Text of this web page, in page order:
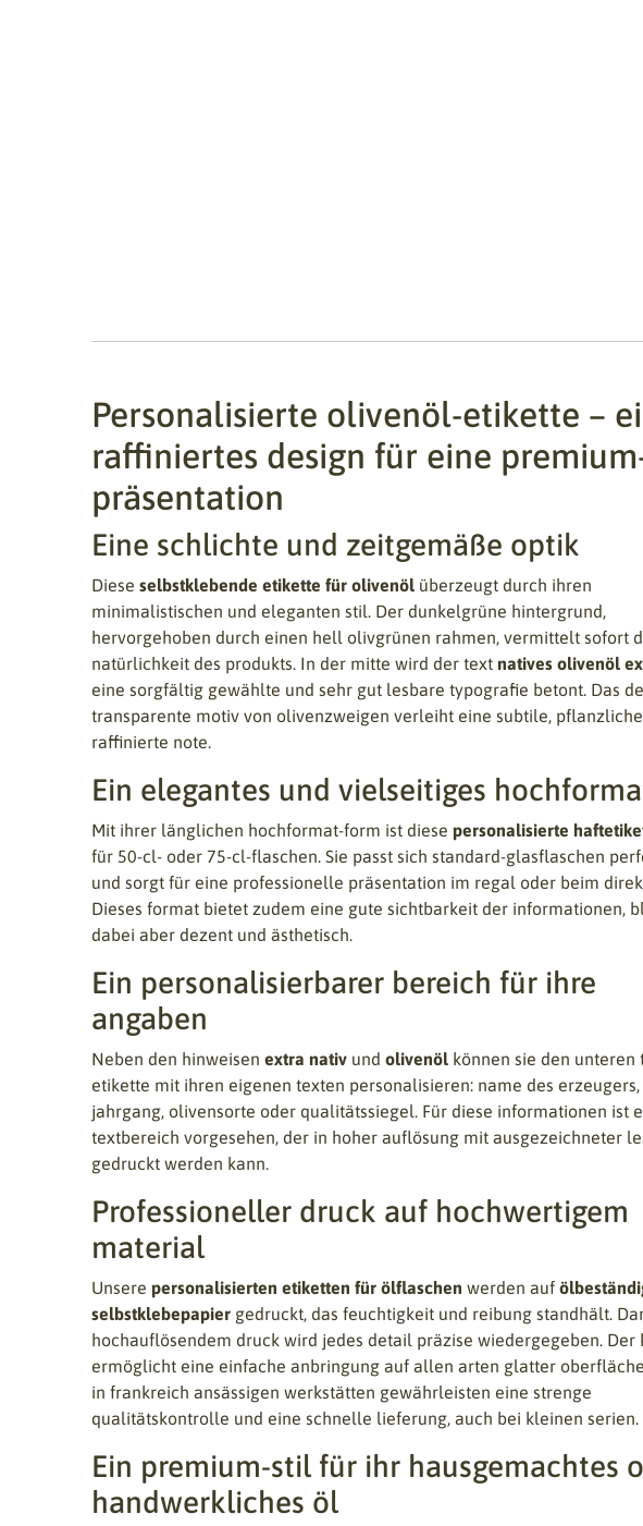
Personalisierte olivenöl-etikette –
raffiniertes design für eine
präsentation
Eine schlichte und zeitgemäße optik
Diese selbstklebende etikette für olivenöl überzeugt durch ihren
minimalistischen und eleganten stil. Der dunkelgrüne hintergrund,
hervorgehoben durch einen hell olivgrünen rahmen, vermittelt sofort
natürlichkeit des produkts. In der mitte wird der text natives olivenöl
eine sorgfältig gewählte und sehr gut lesbare typografie betont. Das
transparente motiv von olivenzweigen verleiht eine subtile,
raffinierte note.
Ein elegantes und vielseitiges
Mit ihrer länglichen hochformat-form ist diese personalisierte
für 50-cl- oder 75-cl-flaschen. Sie passt sich standard-glasflaschen
und sorgt für eine professionelle präsentation im regal oder beim
Dieses format bietet zudem eine gute sichtbarkeit der informationen,
dabei aber dezent und ästhetisch.
Ein personalisierbarer bereich für ihre
angaben
Neben den hinweisen extra nativ und olivenöl können sie den unteren
etikette mit ihren eigenen texten personalisieren: name des
jahrgang, olivensorte oder qualitätssiegel. Für diese informationen ist
textbereich vorgesehen, der in hoher auflösung mit ausgezeichneter
gedruckt werden kann.
Professioneller druck auf hochwertigem
material
Unsere personalisierten etiketten für ölflaschen werden auf
selbstklebepapier gedruckt, das feuchtigkeit und reibung standhält.
hochauflösendem druck wird jedes detail präzise wiedergegeben. Der
ermöglicht eine einfache anbringung auf allen arten glatter
in frankreich ansässigen werkstätten gewährleisten eine strenge
qualitätskontrolle und eine schnelle lieferung, auch bei kleinen serien.
Ein premium-stil für ihr hausgemachtes
handwerkliches öl